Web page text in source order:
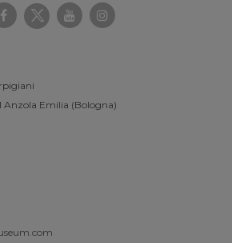
Anzola Emilia (Bologna)